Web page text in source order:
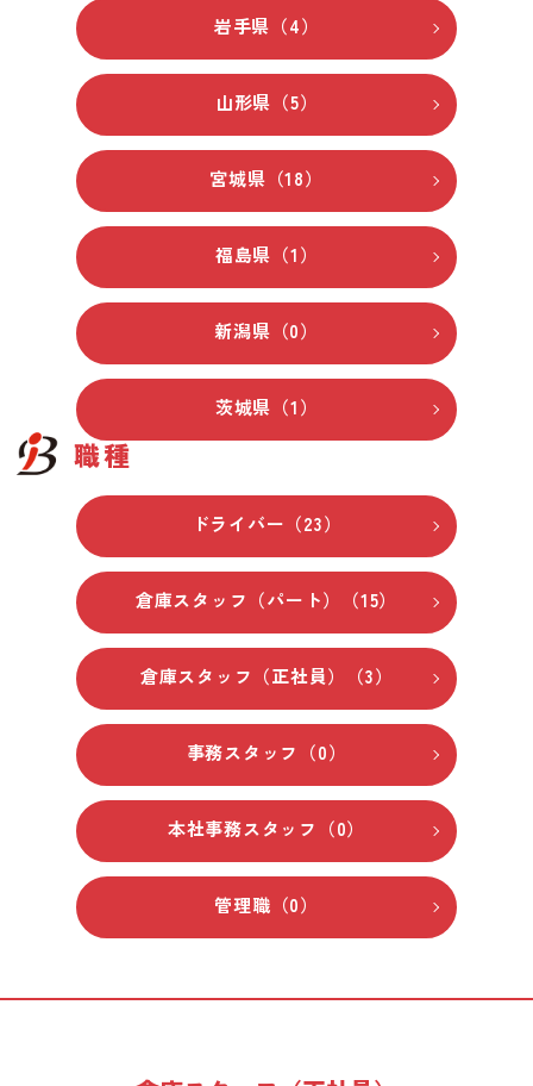
岩手県（4）
山形県（5）
宮城県（18）
福島県（1）
新潟県（0）
茨城県（1）
職種
ドライバー（23）
倉庫スタッフ（パート）（15）
倉庫スタッフ（正社員）（3）
事務スタッフ（0）
本社事務スタッフ（0）
管理職（0）